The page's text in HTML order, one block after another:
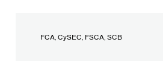
FCA, CySEC, FSCA, SCB